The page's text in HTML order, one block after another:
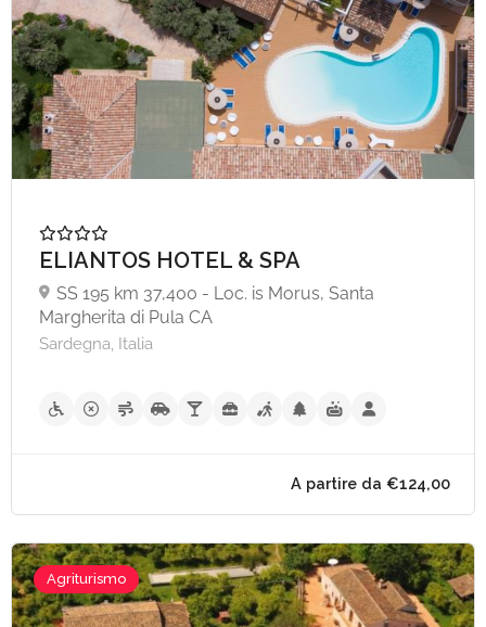
ELIANTOS HOTEL & SPA
SS 195 km 37,400 - Loc. is Morus, Santa
Margherita di Pula CA
Sardegna, Italia
Agriturismo